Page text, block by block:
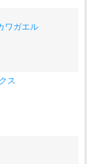
ワガエル
ス